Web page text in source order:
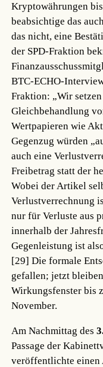
Kryptowährungen
beabsichtige das
das nicht, eine
der SPD-Fraktion
BTC-ECHO-
Fraktion: „Wir
Gleichbehandlung
Wertpapieren wie
Gegenzug würden
auch eine
Freibetrag statt der
Wobei der Artikel
Verlustverrechnung
nur für Verluste aus
innerhalb der
Gegenleistung ist
[29] Die formale
gefallen; jetzt
Wirkungsfenster bis
November.
Am Nachmittag des
Passage der
veröffentlichte einen